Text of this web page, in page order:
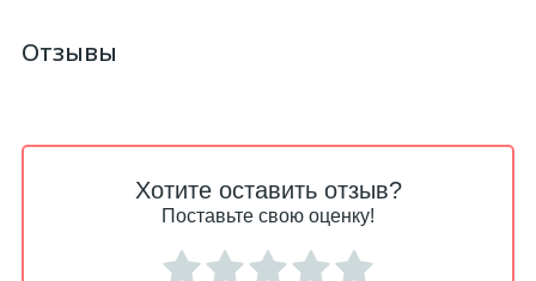
Отзывы
Хотите оставить отзыв?
Поставьте свою оценку!